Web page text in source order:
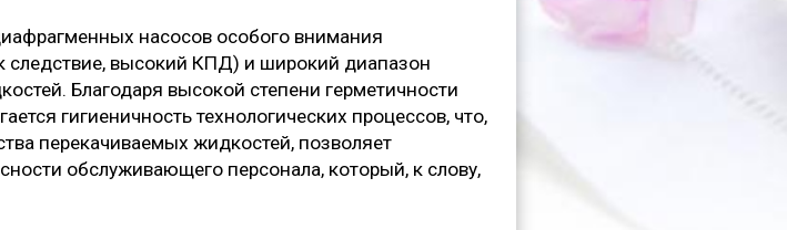
насосов особого внимания
следствие, высокий КПД) и широкий диапазон
Благодаря высокой степени герметичности
гигиеничность технологических процессов, что,
перекачиваемых жидкостей, позволяет
обслуживающего персонала, который, к слову,